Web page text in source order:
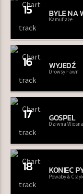
15 BYLE NA
SIĘ
Kamuflaże
16 WYJEDŹ
Drowsy Fawn
17 GOSPEL
Dziwna Wiosna
18 KONIEC
Powaby &